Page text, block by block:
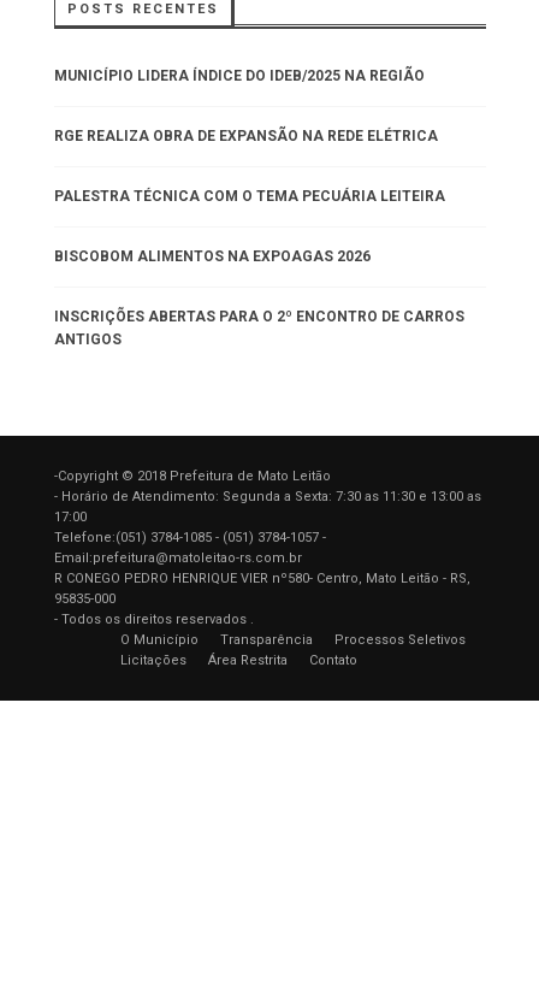
POSTS RECENTES
MUNICÍPIO LIDERA ÍNDICE DO IDEB/2025 NA REGIÃO
RGE REALIZA OBRA DE EXPANSÃO NA REDE ELÉTRICA
PALESTRA TÉCNICA COM O TEMA PECUÁRIA LEITEIRA
BISCOBOM ALIMENTOS NA EXPOAGAS 2026
INSCRIÇÕES ABERTAS PARA O 2º ENCONTRO DE CARROS
ANTIGOS
-Copyright © 2018 Prefeitura de Mato Leitão
- Horário de Atendimento: Segunda a Sexta: 7:30 as 11:30 e 13:00 as
17:00
Telefone:(051) 3784-1085 - (051) 3784-1057 -
Email:prefeitura@matoleitao-rs.com.br
R CONEGO PEDRO HENRIQUE VIER nº580- Centro, Mato Leitão - RS,
95835-000
- Todos os direitos reservados .
O Município
Transparência
Processos Seletivos
Licitações
Área Restrita Contato